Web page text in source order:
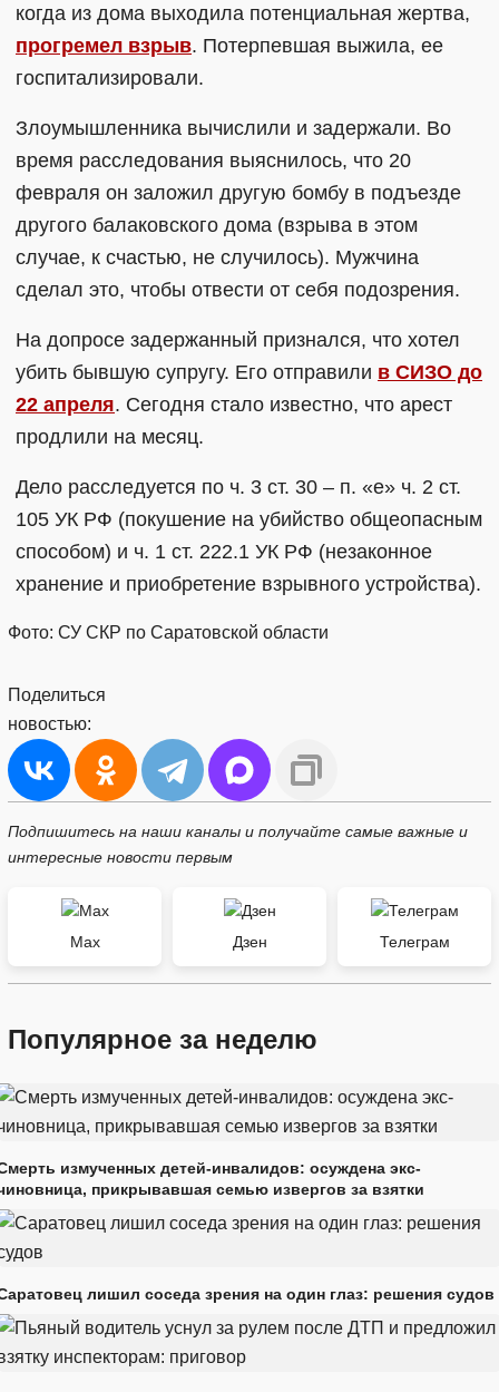
когда из дома выходила потенциальная жертва,
прогремел взрыв. Потерпевшая выжила, ее
госпитализировали.
Злоумышленника вычислили и задержали. Во
время расследования выяснилось, что 20
февраля он заложил другую бомбу в подъезде
другого балаковского дома (взрыва в этом
случае, к счастью, не случилось). Мужчина
сделал это, чтобы отвести от себя подозрения.
На допросе задержанный признался, что хотел
убить бывшую супругу. Его отправили в СИЗО до
22 апреля. Сегодня стало известно, что арест
продлили на месяц.
Дело расследуется по ч. 3 ст. 30 – п. «е» ч. 2 ст.
105 УК РФ (покушение на убийство общеопасным
способом) и ч. 1 ст. 222.1 УК РФ (незаконное
хранение и приобретение взрывного устройства).
Фото: СУ СКР по Саратовской области
Поделиться
новостью:
Подпишитесь на наши каналы и получайте самые важные и
интересные новости первым
Max Дзен Телеграм
Популярное за неделю
измученных детей-инвалидов: осуждена экс-
прикрывавшая семью извергов за взятки
лишил соседа зрения на один глаз: решения судов